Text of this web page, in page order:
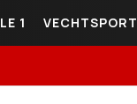
1 VECHTSPORT